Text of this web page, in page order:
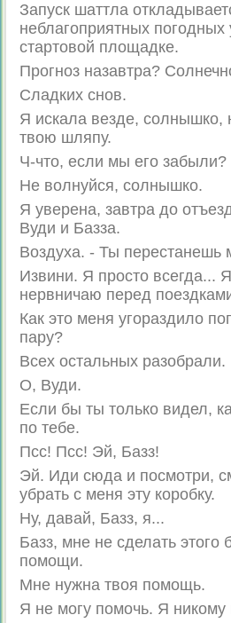
Запуск шаттла
неблагоприятных погодных
стартовой площадке.
Прогноз назавтра?
Сладких снов.
Я искала везде, солнышко,
твою шляпу.
Ч-что, если мы его забыли?
Не волнуйся, солнышко.
Я уверена, завтра до
Вуди и Базза.
Воздуха. - Ты перестанешь
Извини. Я просто всегда...
нервничаю перед
Как это меня угораздило
пару?
Всех остальных разобрали.
О, Вуди.
Если бы ты только видел,
по тебе.
Псс! Псс! Эй, Базз!
Эй. Иди сюда и посмотри,
убрать с меня эту коробку.
Ну, давай, Базз, я...
Базз, мне не сделать этого
помощи.
Мне нужна твоя помощь.
Я не могу помочь. Я никому